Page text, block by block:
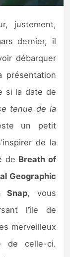
justement,
dernier, il
débarquer
présentation
si la date de
tenue de la
un petit
de la
de Breath of
Geographic
Snap, vous
l’île de
merveilleux
de celle-ci.